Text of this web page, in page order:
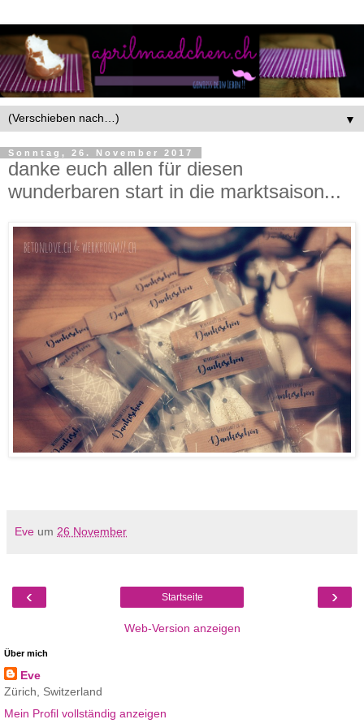
▼
Sonntag, 26. November 2017
danke euch allen für diesen
wunderbaren start in die marktsaison...
Eve um 26 November
‹ ›
Startseite
Web-Version anzeigen
Über mich
Eve
Zürich, Switzerland
Mein Profil vollständig anzeigen